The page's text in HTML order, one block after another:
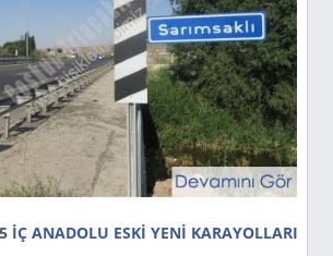
İÇ ANADOLU ESKİ YENİ KARAYOLLARI